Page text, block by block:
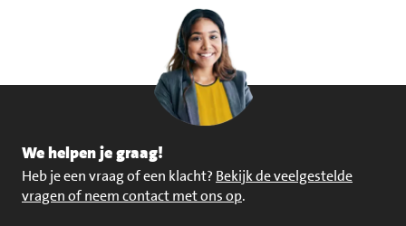
We helpen je graag!
Heb je een vraag of een klacht? Bekijk de veelgestelde
vragen of neem contact met ons op.